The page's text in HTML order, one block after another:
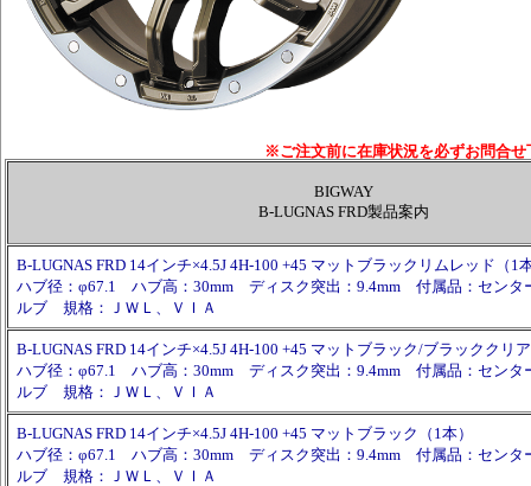
※ご注文前に在庫状況を必ずお問合せ
BIGWAY
B-LUGNAS FRD製品案内
B-LUGNAS FRD 14インチ×4.5J 4H-100 +45 マットブラックリムレッド（1
ハブ径：φ67.1 ハブ高：30mm ディスク突出：9.4mm 付属品：センタ
ルブ 規格：ＪＷＬ、ＶＩＡ
B-LUGNAS FRD 14インチ×4.5J 4H-100 +45 マットブラック/ブラッククリ
ハブ径：φ67.1 ハブ高：30mm ディスク突出：9.4mm 付属品：センタ
ルブ 規格：ＪＷＬ、ＶＩＡ
B-LUGNAS FRD 14インチ×4.5J 4H-100 +45 マットブラック（1本）
ハブ径：φ67.1 ハブ高：30mm ディスク突出：9.4mm 付属品：センタ
ルブ 規格：ＪＷＬ、ＶＩＡ